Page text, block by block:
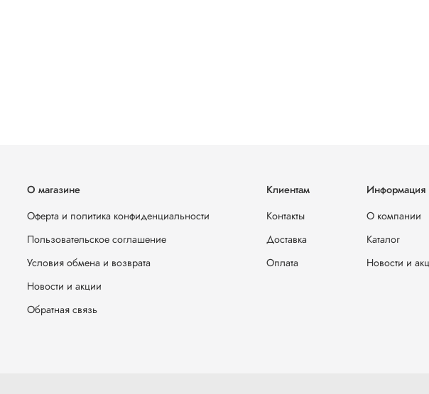
О магазине
Оферта и политика конфиденциальности
Пользовательское соглашение
Условия обмена и возврата
Новости и акции
Обратная связь
Клиентам
Контакты
Доставка
Оплата
Информация
О компании
Каталог
Новости и